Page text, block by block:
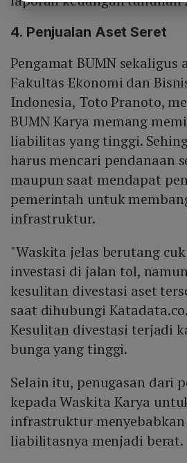
4. Penjualan Aset Seret
Pengamat BUMN sekaligus
Fakultas Ekonomi dan
Indonesia, Toto Pranoto,
BUMN Karya memang
liabilitas yang tinggi.
harus mencari pendanaan
maupun saat mendapat
pemerintah untuk
infrastruktur.
"Waskita jelas berutang
investasi di jalan tol,
kesulitan divestasi aset
saat dihubungi
Kesulitan divestasi terjadi
bunga yang tinggi.
Selain itu, penugasan dari
kepada Waskita Karya
infrastruktur
liabilitasnya menjadi berat.